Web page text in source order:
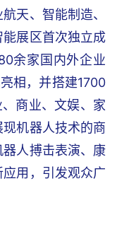
天、智能制造、
展区首次独立成
余家国内外企业
相，并搭建1700
商业、文娱、家
机器人技术的商
人搏击表演、康
用，引发观众广